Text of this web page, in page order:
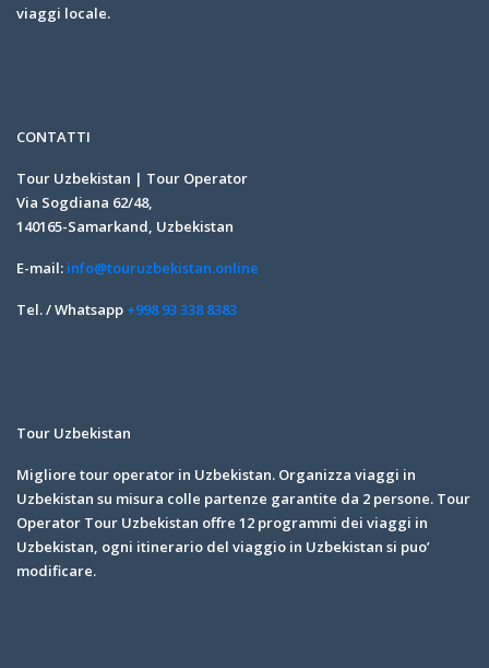
viaggi locale.
CONTATTI
Tour Uzbekistan | Tour Operator
Via Sogdiana 62/48,
140165-Samarkand, Uzbekistan
E-mail: info@touruzbekistan.online
Tel. / Whatsapp +998 93 338 8383
Tour Uzbekistan
Migliore tour operator in Uzbekistan. Organizza viaggi in
Uzbekistan su misura colle partenze garantite da 2 persone. Tour
Operator Tour Uzbekistan offre 12 programmi dei viaggi in
Uzbekistan, ogni itinerario del viaggio in Uzbekistan si puo’
modificare.